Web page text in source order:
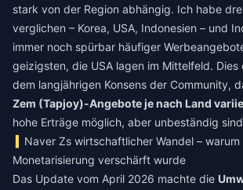
stark von der Region abhängig. Ich habe
verglichen – Korea, USA, Indonesien – und
immer noch spürbar häufiger
geizigsten, die USA lagen im Mittelfeld.
dem langjährigen Konsens der Community,
Zem (Tapjoy)-Angebote je nach Land
hohe Erträge möglich, aber unbeständig
Naver Zs wirtschaftlicher Wandel – warum
Monetarisierung verschärft wurde
Das Update vom April 2026 machte die